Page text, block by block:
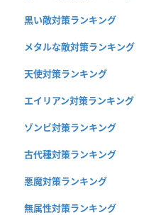
黒い敵対策ランキング
メタルな敵対策ランキング
天使対策ランキング
エイリアン対策ランキング
ゾンビ対策ランキング
古代種対策ランキング
悪魔対策ランキング
無属性対策ランキング